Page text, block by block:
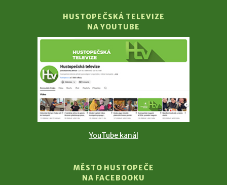
HUSTOPEČSKÁ TELEVIZE
NA YOUTUBE
YouTube kanál
MĚSTO HUSTOPEČE
NA FACEBOOKU